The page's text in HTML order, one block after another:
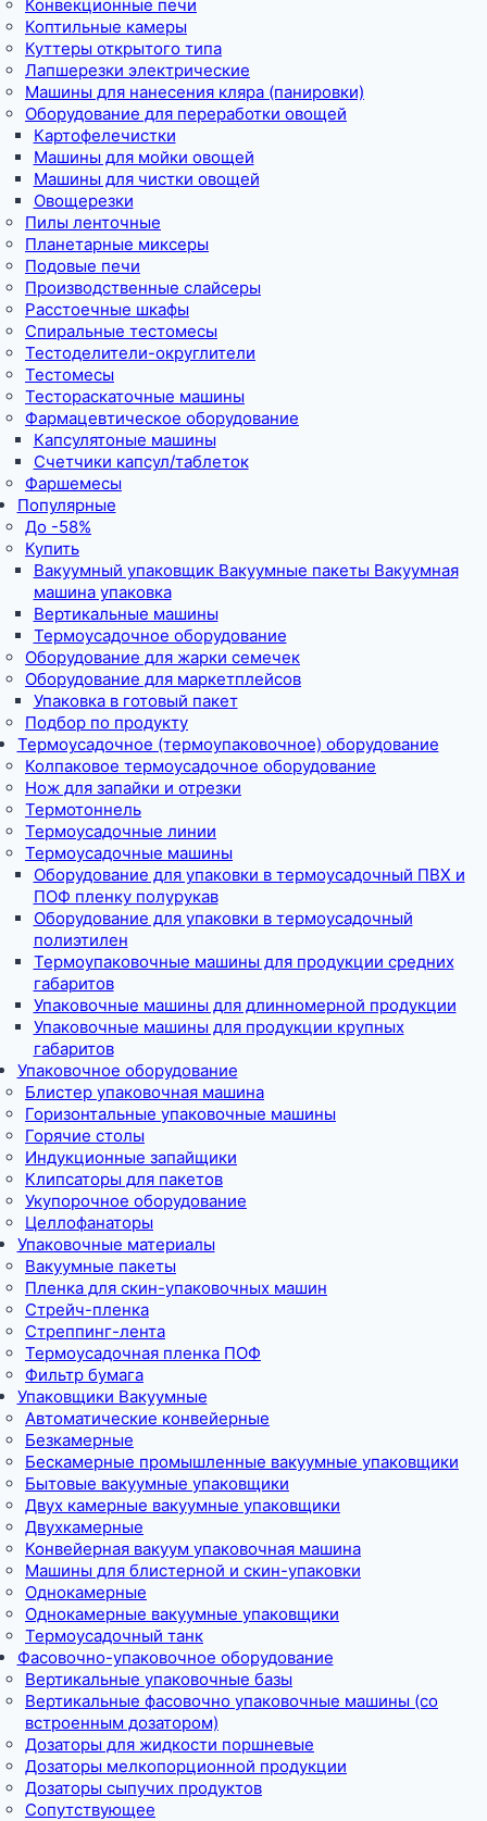
Конвекционные печи
Коптильные камеры
Куттеры открытого типа
Лапшерезки электрические
Машины для нанесения кляра (панировки)
Оборудование для переработки овощей
Картофелечистки
Машины для мойки овощей
Машины для чистки овощей
Овощерезки
Пилы ленточные
Планетарные миксеры
Подовые печи
Производственные слайсеры
Расстоечные шкафы
Спиральные тестомесы
Тестоделители-округлители
Тестомесы
Тестораскаточные машины
Фармацевтическое оборудование
Капсулятоные машины
Счетчики капсул/таблеток
Фаршемесы
Популярные
До -58%
Купить
Вакуумный упаковщик Вакуумные пакеты Вакуумная
машина упаковка
Вертикальные машины
Термоусадочное оборудование
Оборудование для жарки семечек
Оборудование для маркетплейсов
Упаковка в готовый пакет
Подбор по продукту
Термоусадочное (термоупаковочное) оборудование
Колпаковое термоусадочное оборудование
Нож для запайки и отрезки
Термотоннель
Термоусадочные линии
Термоусадочные машины
Оборудование для упаковки в термоусадочный ПВХ и
ПОФ пленку полурукав
Оборудование для упаковки в термоусадочный
полиэтилен
Термоупаковочные машины для продукции средних
габаритов
Упаковочные машины для длинномерной продукции
Упаковочные машины для продукции крупных
габаритов
Упаковочное оборудование
Блистер упаковочная машина
Горизонтальные упаковочные машины
Горячие столы
Индукционные запайщики
Клипсаторы для пакетов
Укупорочное оборудование
Целлофанаторы
Упаковочные материалы
Вакуумные пакеты
Пленка для скин-упаковочных машин
Стрейч-пленка
Стреппинг-лента
Термоусадочная пленка ПОФ
Фильтр бумага
Упаковщики Вакуумные
Автоматические конвейерные
Безкамерные
Бескамерные промышленные вакуумные упаковщики
Бытовые вакуумные упаковщики
Двух камерные вакуумные упаковщики
Двухкамерные
Конвейерная вакуум упаковочная машина
Машины для блистерной и скин-упаковки
Однокамерные
Однокамерные вакуумные упаковщики
Термоусадочный танк
Фасовочно-упаковочное оборудование
Вертикальные упаковочные базы
Вертикальные фасовочно упаковочные машины (со
встроенным дозатором)
Дозаторы для жидкости поршневые
Дозаторы мелкопорционной продукции
Дозаторы сыпучих продуктов
Сопутствующее